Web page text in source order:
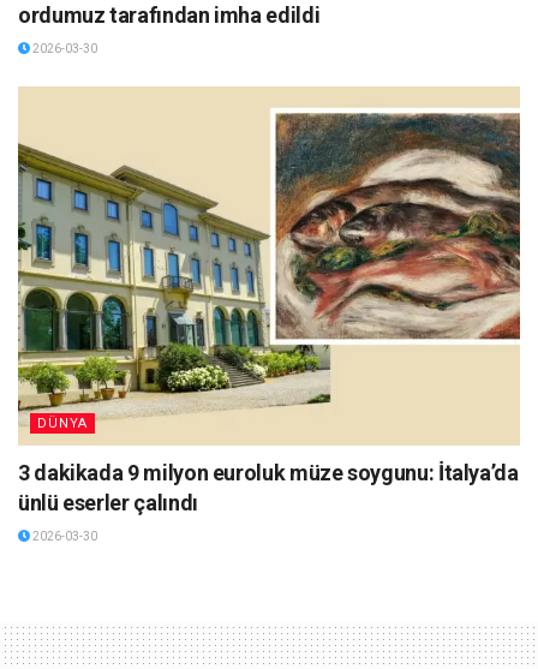
ordumuz tarafından imha edildi
2026-03-30
DÜNYA
3 dakikada 9 milyon euroluk müze soygunu: İtalya’da
ünlü eserler çalındı
2026-03-30